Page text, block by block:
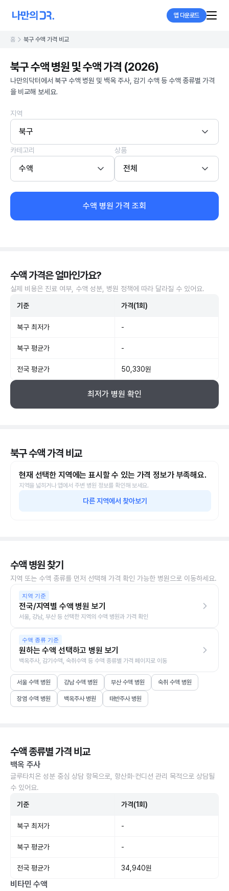
앱 다운로드
홈 북구 수액 가격 비교
북구 수액 병원 및 수액 가격 (2026)
나만의닥터에서 북구 수액 병원 및 백옥 주사, 감기 수액 등 수액 종류별 가격
을 비교해 보세요.
지역
북구
카테고리
수액
상품
전체
수액 병원 가격 조회
수액 가격은 얼마인가요?
실제 비용은 진료 여부, 수액 성분, 병원 정책에 따라 달라질 수 있어요.
기준 가격(1회)
북구 최저가 -
북구 평균가 -
전국 평균가 50,330원
최저가 병원 확인
북구 수액 가격 비교
현재 선택한 지역에는 표시할 수 있는 가격 정보가 부족해요.
지역을 넓히거나 앱에서 주변 병원 정보를 확인해 보세요.
다른 지역에서 찾아보기
수액 병원 찾기
지역 또는 수액 종류를 먼저 선택해 가격 확인 가능한 병원으로 이동하세요.
지역 기준
전국/지역별 수액 병원 보기
서울, 강남, 부산 등 선택한 지역의 수액 병원과 가격 확인
수액 종류 기준
원하는 수액 선택하고 병원 보기
백옥주사, 감기수액, 숙취수액 등 수액 종류별 가격 페이지로 이동
서울 수액 병원 강남 수액 병원 부산 수액 병원 숙취 수액 병원
장염 수액 병원 백옥주사 병원 태반주사 병원
수액 종류별 가격 비교
백옥 주사
글루타치온 성분 중심 상담 항목으로, 항산화·컨디션 관리 목적으로 상담될
수 있어요.
기준 가격(1회)
북구 최저가 -
북구 평균가 -
전국 평균가 34,940원
비타민 수액